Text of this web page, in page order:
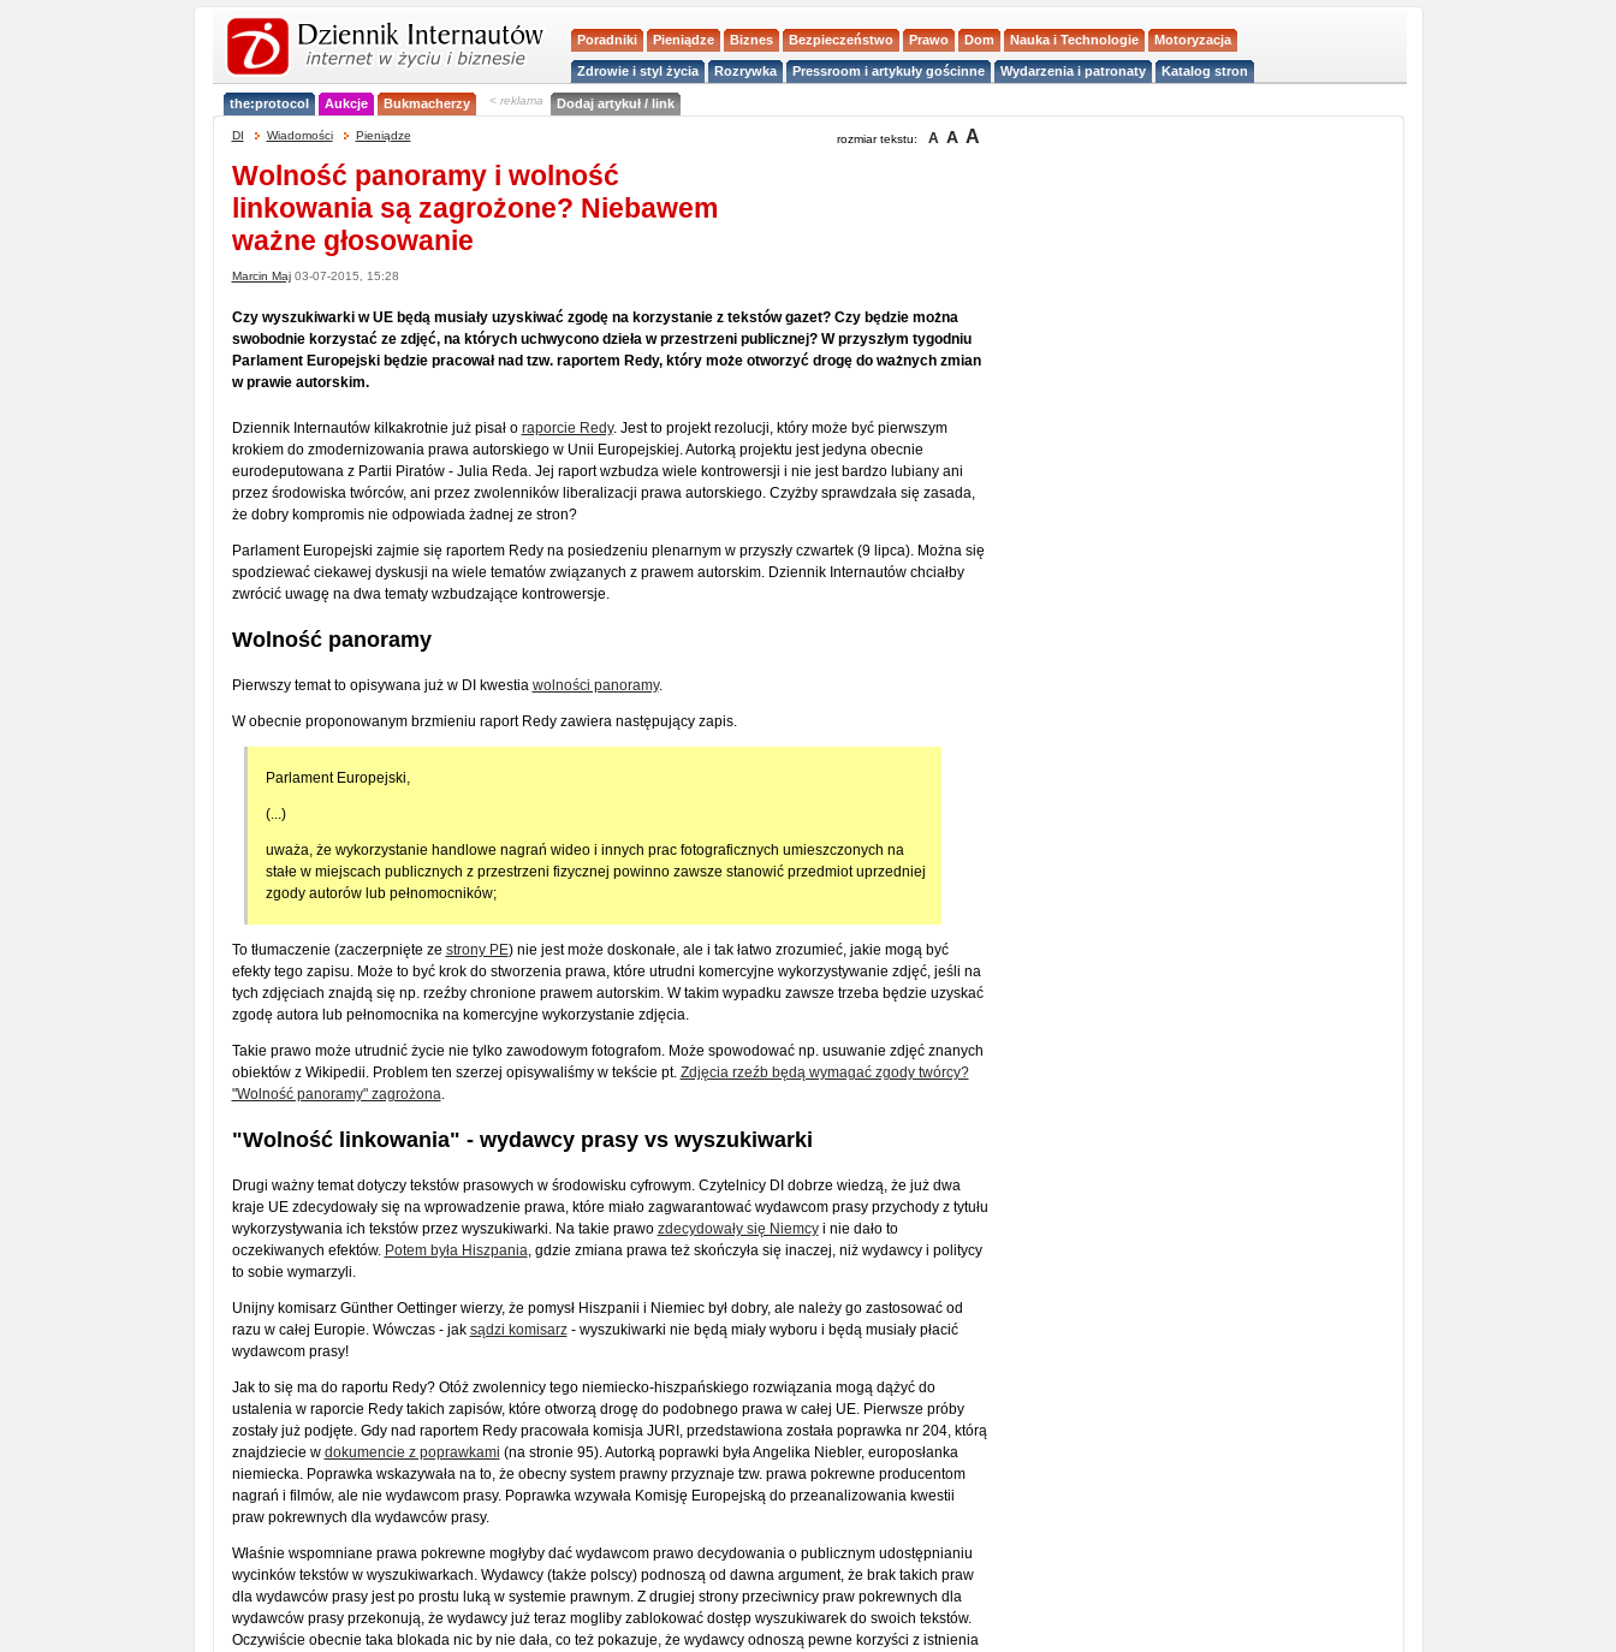
Poradniki Pieniądze Biznes Bezpieczeństwo Prawo Dom Nauka i Technologie Motoryzacja
Zdrowie i styl życia Rozrywka Pressroom i artykuły gościnne Wydarzenia i patronaty Katalog stron
the:protocol Aukcje Bukmacherzy < reklama Dodaj artykuł / link
DI Wiadomości Pieniądze rozmiar tekstu: A A A
Wolność panoramy i wolność
linkowania są zagrożone? Niebawem
ważne głosowanie
Marcin Maj03-07-2015, 15:28
Czy wyszukiwarki w UE będą musiały uzyskiwać zgodę na korzystanie z tekstów gazet? Czy będzie można
swobodnie korzystać ze zdjęć, na których uchwycono dzieła w przestrzeni publicznej? W przyszłym tygodniu
Parlament Europejski będzie pracował nad tzw. raportem Redy, który może otworzyć drogę do ważnych zmian
w prawie autorskim.
Dziennik Internautów kilkakrotnie już pisał o raporcie Redy. Jest to projekt rezolucji, który może być pierwszym
krokiem do zmodernizowania prawa autorskiego w Unii Europejskiej. Autorką projektu jest jedyna obecnie
eurodeputowana z Partii Piratów - Julia Reda. Jej raport wzbudza wiele kontrowersji i nie jest bardzo lubiany ani
przez środowiska twórców, ani przez zwolenników liberalizacji prawa autorskiego. Czyżby sprawdzała się zasada,
że dobry kompromis nie odpowiada żadnej ze stron?
Parlament Europejski zajmie się raportem Redy na posiedzeniu plenarnym w przyszły czwartek (9 lipca). Można się
spodziewać ciekawej dyskusji na wiele tematów związanych z prawem autorskim. Dziennik Internautów chciałby
zwrócić uwagę na dwa tematy wzbudzające kontrowersje.
Wolność panoramy
Pierwszy temat to opisywana już w DI kwestia wolności panoramy.
W obecnie proponowanym brzmieniu raport Redy zawiera następujący zapis.
Parlament Europejski,
(...)
uważa, że wykorzystanie handlowe nagrań wideo i innych prac fotograficznych umieszczonych na
stałe w miejscach publicznych z przestrzeni fizycznej powinno zawsze stanowić przedmiot uprzedniej
zgody autorów lub pełnomocników;
To tłumaczenie (zaczerpnięte ze strony PE) nie jest może doskonałe, ale i tak łatwo zrozumieć, jakie mogą być
efekty tego zapisu. Może to być krok do stworzenia prawa, które utrudni komercyjne wykorzystywanie zdjęć, jeśli na
tych zdjęciach znajdą się np. rzeźby chronione prawem autorskim. W takim wypadku zawsze trzeba będzie uzyskać
zgodę autora lub pełnomocnika na komercyjne wykorzystanie zdjęcia.
Takie prawo może utrudnić życie nie tylko zawodowym fotografom. Może spowodować np. usuwanie zdjęć znanych
obiektów z Wikipedii. Problem ten szerzej opisywaliśmy w tekście pt. Zdjęcia rzeźb będą wymagać zgody twórcy?
"Wolność panoramy" zagrożona.
"Wolność linkowania" - wydawcy prasy vs wyszukiwarki
Drugi ważny temat dotyczy tekstów prasowych w środowisku cyfrowym. Czytelnicy DI dobrze wiedzą, że już dwa
kraje UE zdecydowały się na wprowadzenie prawa, które miało zagwarantować wydawcom prasy przychody z tytułu
wykorzystywania ich tekstów przez wyszukiwarki. Na takie prawo zdecydowały się Niemcyi nie dało to
oczekiwanych efektów. Potem była Hiszpania, gdzie zmiana prawa też skończyła się inaczej, niż wydawcy i politycy
to sobie wymarzyli.
Unijny komisarz Günther Oettinger wierzy, że pomysł Hiszpanii i Niemiec był dobry, ale należy go zastosować od
razu w całej Europie. Wówczas - jak sądzi komisarz- wyszukiwarki nie będą miały wyboru i będą musiały płacić
wydawcom prasy!
Jak to się ma do raportu Redy? Otóż zwolennicy tego niemiecko-hiszpańskiego rozwiązania mogą dążyć do
ustalenia w raporcie Redy takich zapisów, które otworzą drogę do podobnego prawa w całej UE. Pierwsze próby
zostały już podjęte. Gdy nad raportem Redy pracowała komisja JURI, przedstawiona została poprawka nr 204, którą
znajdziecie w dokumencie z poprawkami (na stronie 95). Autorką poprawki była Angelika Niebler, europosłanka
niemiecka. Poprawka wskazywała na to, że obecny system prawny przyznaje tzw. prawa pokrewne producentom
nagrań i filmów, ale nie wydawcom prasy. Poprawka wzywała Komisję Europejską do przeanalizowania kwestii
praw pokrewnych dla wydawców prasy.
Właśnie wspomniane prawa pokrewne mogłyby dać wydawcom prawo decydowania o publicznym udostępnianiu
wycinków tekstów w wyszukiwarkach. Wydawcy (także polscy) podnoszą od dawna argument, że brak takich praw
dla wydawców prasy jest po prostu luką w systemie prawnym. Z drugiej strony przeciwnicy praw pokrewnych dla
wydawców prasy przekonują, że wydawcy już teraz mogliby zablokować dostęp wyszukiwarek do swoich tekstów.
Oczywiście obecnie taka blokada nic by nie dała, co też pokazuje, że wydawcy odnoszą pewne korzyści z istnienia